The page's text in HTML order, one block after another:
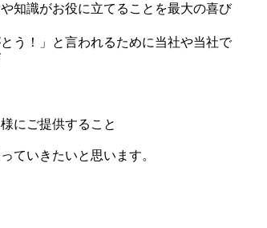
知識がお役に立てることを最大の喜び
う！」と言われるために当社や当社で
にご提供すること
ていきたいと思います。